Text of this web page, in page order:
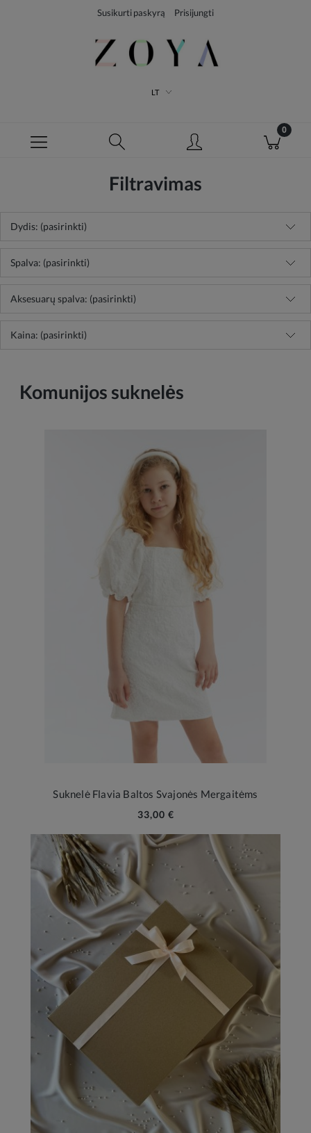
Susikurti paskyrą Prisijungti
LT
Filtravimas
Dydis: (pasirinkti)
Spalva: (pasirinkti)
Aksesuarų spalva: (pasirinkti)
Kaina: (pasirinkti)
Komunijos suknelės
Suknelė Flavia Baltos Svajonės Mergaitėms
33,00 €